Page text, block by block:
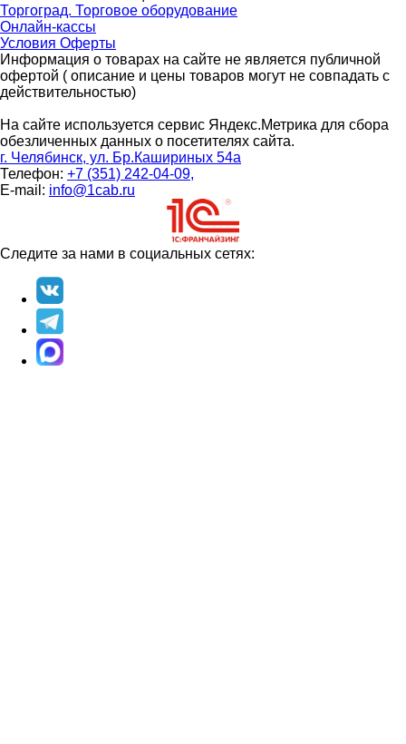
Торгоград. Торговое оборудование
Онлайн-кассы
Условия Оферты
Информация о товарах на сайте не является публичной
офертой ( описание и цены товаров могут не совпадать с
действительностью)
На сайте используется сервис Яндекс.Метрика для сбора
обезличенных данных о посетителях сайта.
г. Челябинск, ул. Бр.Кашириных 54а
Телефон: +7 (351) 242-04-09,
E-mail: info@1cab.ru
Следите за нами в социальных сетях: